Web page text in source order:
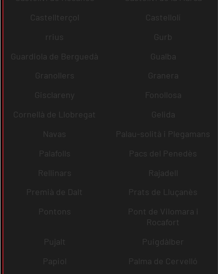
Castellterçol
Castellolí
rrius
Gurb
Guardiola de Berguedà
Gualba
Granollers
Granera
Gisclareny
Fonollosa
Cornellà de Llobregat
Gelida
Navas
Palau-solità i Plegamans
Palafolls
Pacs del Penedès
Rellinars
Rajadell
Premià de Dalt
Prats de Lluçanès
Pontons
Pont de Vilomara i
Rocafort
Pujalt
Puigdàlber
Papiol
Palma de Cervelló